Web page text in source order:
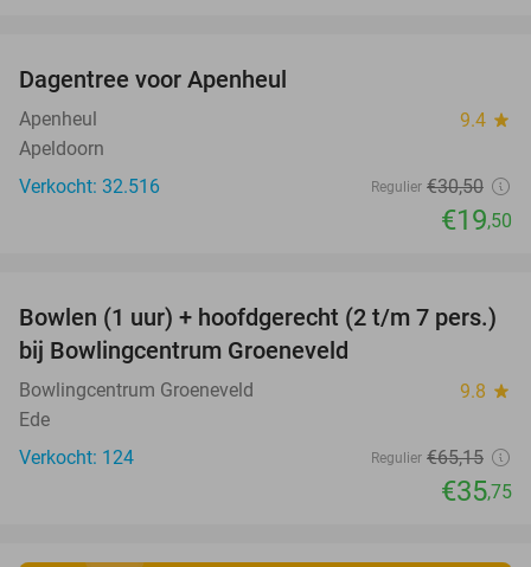
Dagentree voor Apenheul
Apenheul 9.4 star
Apeldoorn
Verkocht: 32.516
Regulier €30,50
€19,50
45%
Bowlen (1 uur) + hoofdgerecht (2 t/m 7 pers.)
bij Bowlingcentrum Groeneveld
Bowlingcentrum Groeneveld 9.8 star
Ede
Verkocht: 124
Regulier €65,15
€35,75